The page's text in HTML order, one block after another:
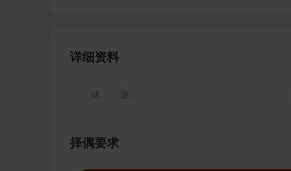
详细资料
体 重：
择偶要求